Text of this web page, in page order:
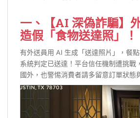
一、【AI 深偽詐騙】
造假「食物送達照」！
有外送員用 AI 生成「送達照片」，餐
系統判定已送達！平台信任機制遭挑戰
國外，也警惕消費者請多留意訂單狀態